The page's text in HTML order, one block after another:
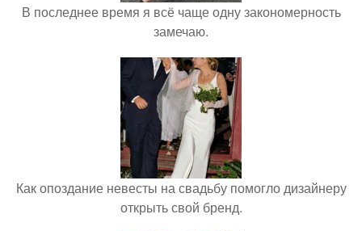
В последнее время я всё чаще одну закономерность
замечаю.
Как опоздание невесты на свадьбу помогло дизайнеру
открыть свой бренд.